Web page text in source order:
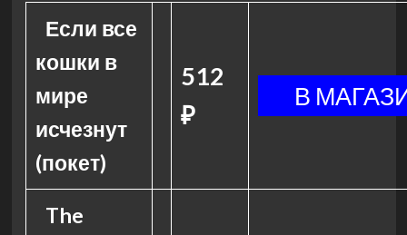
Если все
кошки в
мире
исчезнут
(покет)
512
₽
The